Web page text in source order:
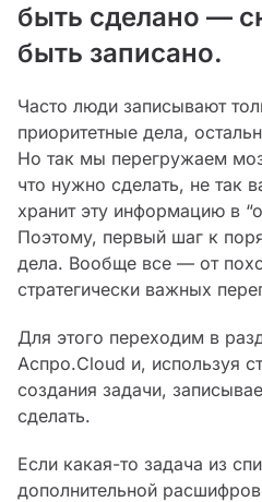
быть сделано —
быть записано.
Часто люди записывают
приоритетные дела,
Но так мы перегружаем
что нужно сделать, не так
хранит эту информацию в
Поэтому, первый шаг к
дела. Вообще все — от
стратегически важных
Для этого переходим в
Аспро.Cloud и, используя
создания задачи,
сделать.
Если какая-то задача из
дополнительной